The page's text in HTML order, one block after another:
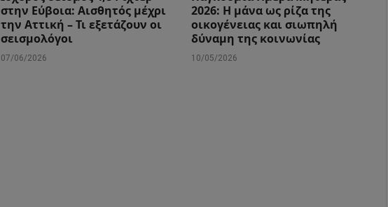
στην Εύβοια: Αισθητός μέχρι
την Αττική – Τι εξετάζουν οι
σεισμολόγοι
07/06/2026
2026: Η μάνα ως ρίζα της
οικογένειας και σιωπηλή
δύναμη της κοινωνίας
10/05/2026